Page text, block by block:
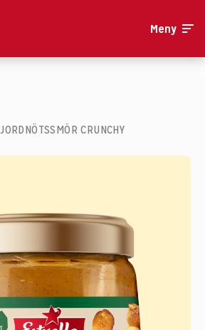
Meny
JORDNÖTSSMÖR CRUNCHY